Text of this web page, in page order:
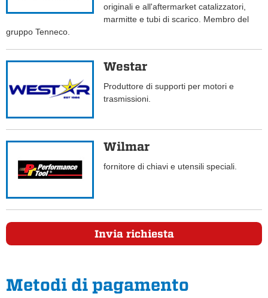
originali e all'aftermarket catalizzatori,
marmitte e tubi di scarico. Membro del
gruppo Tenneco.
Westar
Produttore di supporti per motori e
trasmissioni.
Wilmar
fornitore di chiavi e utensili speciali.
Invia richiesta
Metodi di pagamento